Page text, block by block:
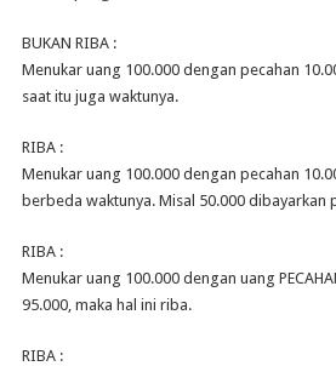
BUKAN RIBA :
Menukar uang 100.000 dengan pecahan
saat itu juga waktunya.
RIBA :
Menukar uang 100.000 dengan pecahan
berbeda waktunya. Misal 50.000 dibayarkan
RIBA :
Menukar uang 100.000 dengan uang
95.000, maka hal ini riba.
RIBA :